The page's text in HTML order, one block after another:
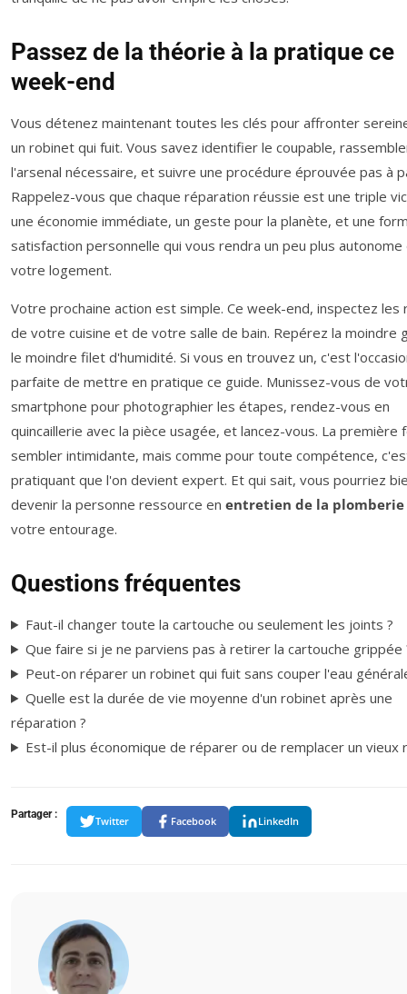
Passez de la théorie à la pratique ce
week-end
Vous détenez maintenant toutes les clés pour affronter
un robinet qui fuit. Vous savez identifier le coupable,
l'arsenal nécessaire, et suivre une procédure éprouvée pas à
Rappelez-vous que chaque réparation réussie est une triple
une économie immédiate, un geste pour la planète, et une
satisfaction personnelle qui vous rendra un peu plus autonome
votre logement.
Votre prochaine action est simple. Ce week-end, inspectez les
de votre cuisine et de votre salle de bain. Repérez la moindre
le moindre filet d'humidité. Si vous en trouvez un, c'est
parfaite de mettre en pratique ce guide. Munissez-vous de
smartphone pour photographier les étapes, rendez-vous en
quincaillerie avec la pièce usagée, et lancez-vous. La première
sembler intimidante, mais comme pour toute compétence,
pratiquant que l'on devient expert. Et qui sait, vous pourriez
devenir la personne ressource en entretien de la plomberie
votre entourage.
Questions fréquentes
Faut-il changer toute la cartouche ou seulement les joints ?
Que faire si je ne parviens pas à retirer la cartouche grippée
Peut-on réparer un robinet qui fuit sans couper l'eau
Quelle est la durée de vie moyenne d'un robinet après une
réparation ?
Est-il plus économique de réparer ou de remplacer un vieux
Partager :
Twitter Facebook LinkedIn